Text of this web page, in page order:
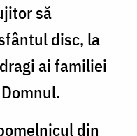
să
disc, la
ai familiei
din